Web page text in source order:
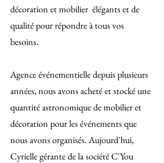
décoration et mobilier élégants et de
qualité pour répondre à tous vos
besoins.
Agence événementielle depuis plusieurs
années, nous avons acheté et stocké une
quantité astronomique de mobilier et
décoration pour les événements que
nous avons organisés. Aujourd'hui,
Cyrielle gérante de la société C'You